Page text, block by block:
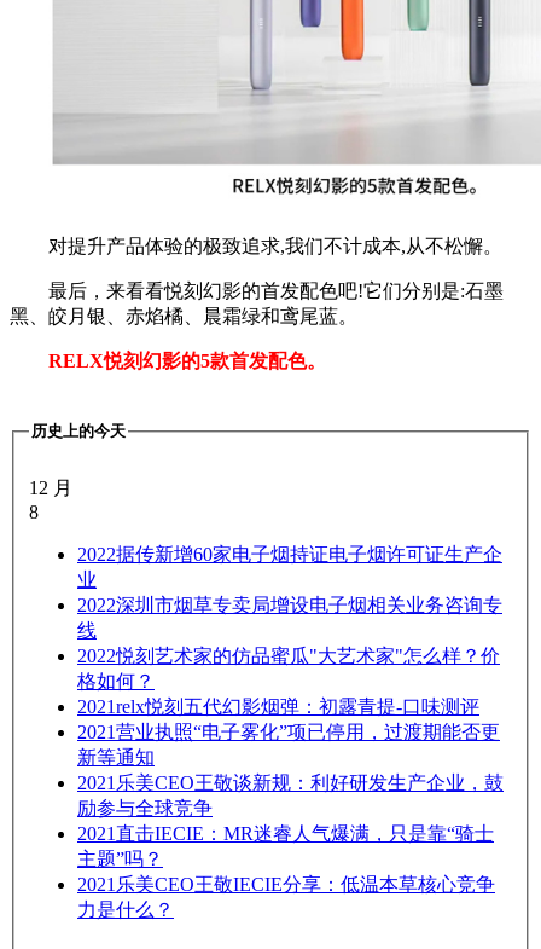
对提升产品体验的极致追求,我们不计成本,从不松懈。
最后，来看看悦刻幻影的首发配色吧!它们分别是:石墨
黑、皎月银、赤焰橘、晨霜绿和鸢尾蓝。
RELX悦刻幻影的5款首发配色。
历史上的今天
12 月
8
2022据传新增60家电子烟持证电子烟许可证生产企
业
2022深圳市烟草专卖局增设电子烟相关业务咨询专
线
2022悦刻艺术家的仿品蜜瓜"大艺术家"怎么样？价
格如何？
2021relx悦刻五代幻影烟弹：初露青提-口味测评
2021营业执照“电子雾化”项已停用，过渡期能否更
新等通知
2021 乐美CEO王敬谈新规：利好研发生产企业，鼓
励参与全球竞争
2021直击IECIE：MR迷睿人气爆满，只是靠“骑士
主题”吗？
2021 乐美CEO王敬IECIE分享：低温本草核心竞争
力是什么？